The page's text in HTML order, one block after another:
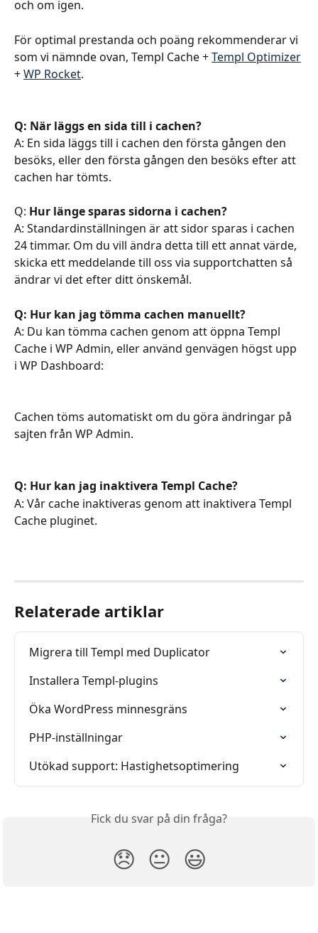
och om igen.
För optimal prestanda och poäng rekommenderar vi
som vi nämnde ovan, Templ Cache + Templ Optimizer
+ WP Rocket.
Q: När läggs en sida till i cachen?
A: En sida läggs till i cachen den första gången den
besöks, eller den första gången den besöks efter att
cachen har tömts.
Q: Hur länge sparas sidorna i cachen?
A: Standardinställningen är att sidor sparas i cachen
24 timmar. Om du vill ändra detta till ett annat värde,
skicka ett meddelande till oss via supportchatten så
ändrar vi det efter ditt önskemål.
Q: Hur kan jag tömma cachen manuellt?
A: Du kan tömma cachen genom att öppna Templ
Cache i WP Admin, eller använd genvägen högst upp
i WP Dashboard:
Cachen töms automatiskt om du göra ändringar på
sajten från WP Admin.
Q: Hur kan jag inaktivera Templ Cache?
A: Vår cache inaktiveras genom att inaktivera Templ
Cache pluginet.
Relaterade artiklar
Migrera till Templ med Duplicator
Installera Templ-plugins
Öka WordPress minnesgräns
PHP-inställningar
Utökad support: Hastighetsoptimering
Fick du svar på din fråga?
😞 😐 😃